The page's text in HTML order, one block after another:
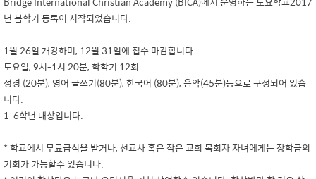
년 봄학기 등록이 시작되었습니다.
1월 26일 개강하며, 12월 31일에 접수 마감합니다.
토요일, 9시-1시 20분, 학학기 12회.
성경 (20분), 영어 글쓰기(80분), 한국어 (80분), 음악(45분)등으로 구성되어 있습
니다.
1-6학년 대상입니다.
* 학교에서 무료급식을 받거나, 선교사 혹은 작은 교회 목회자 자녀에게는 장학금의
기회가 가능할수 있습니다.